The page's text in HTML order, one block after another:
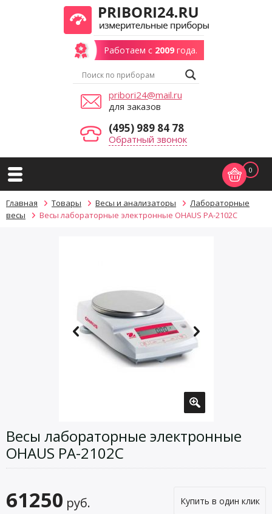
Работаем с 2009года.
pribori24@mail.ru
для заказов
(495) 989 84 78
Обратный звонок
0
Главная Товары Весы и анализаторы
Лабораторные
весы
Весы лабораторные электронные OHAUS PA-2102C
Весы лабораторные электронные
OHAUS PA-2102C
61250 руб. Купить в один клик